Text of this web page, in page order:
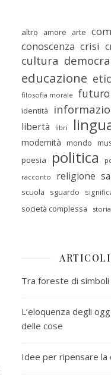
altro amore arte
conoscenza crisi
cultura
educazione
filosofia morale futuro
identità
libertà
libri
modernità mondo
poesia politica
racconto religione
scuola sguardo
società complessa storia
Tra foreste di simboli
L’eloquenza degli
delle cose
Idee per ripensare la